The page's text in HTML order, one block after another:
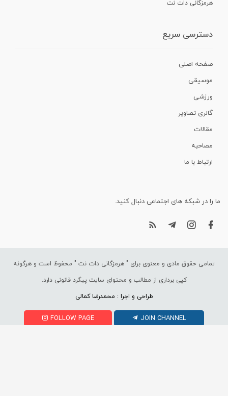
هرمزگانی دات نت
دسترسی سریع
صفحه اصلی
موسیقی
ورزشی
گالری تصاویر
مقالات
مصاحبه
ارتباط با ما
ما را در شبکه های اجتماعی دنبال کنید.
تمامی حقوق مادی و معنوی برای " هرمزگانی دات نت " محفوظ است و هرگونه
کپی برداری از مطالب و محتوای سایت پیگرد قانونی دارد.
طراحی و اجرا : محمدرضا کمالی
FOLLOW PAGE JOIN CHANNEL